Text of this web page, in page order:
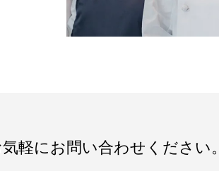
気軽にお問い合わせください。